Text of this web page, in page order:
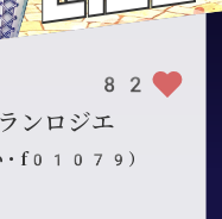
82
ンロジエ
い・f01079）